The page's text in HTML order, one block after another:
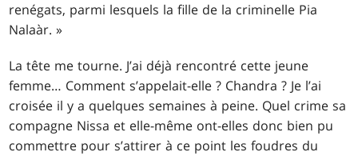
renégats, parmi lesquels la fille de la criminelle Pia
Nalaàr. »
La tête me tourne. J’ai déjà rencontré cette jeune
femme… Comment s’appelait-elle ? Chandra ? Je l’ai
croisée il y a quelques semaines à peine. Quel crime sa
compagne Nissa et elle-même ont-elles donc bien pu
commettre pour s’attirer à ce point les foudres du